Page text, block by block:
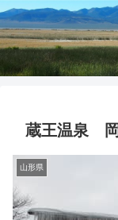
蔵王温泉
山形県